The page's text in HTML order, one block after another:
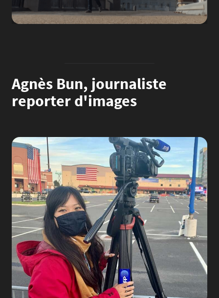
Agnès Bun, journaliste
reporter d'images
Image